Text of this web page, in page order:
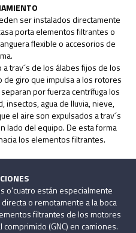
ser instalados directamente
porta elementos filtrantes o
flexible o accesorios de
trav´s de los álabes fijos de los
giro que impulsa a los rotores
por fuerza centrífuga los
insectos, agua de lluvia, nieve,
el aire son expulsados a trav´s
lado del equipo. De esta forma
los elementos filtrantes.
o'cuatro están especialmente
o remotamente a la boca
filtrantes de los motores
(GNC) en camiones.